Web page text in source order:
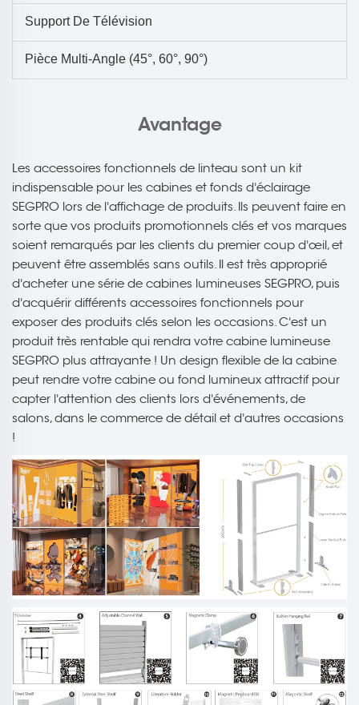
Support De Télévision
Pièce Multi-Angle (45°, 60°, 90°)
Avantage
Les accessoires fonctionnels de linteau sont un kit
indispensable pour les cabines et fonds d'éclairage
SEGPRO lors de l'affichage de produits. Ils peuvent faire en
sorte que vos produits promotionnels clés et vos marques
soient remarqués par les clients du premier coup d'œil, et
peuvent être assemblés sans outils. Il est très approprié
d'acheter une série de cabines lumineuses SEGPRO, puis
d'acquérir différents accessoires fonctionnels pour
exposer des produits clés selon les occasions. C'est un
produit très rentable qui rendra votre cabine lumineuse
SEGPRO plus attrayante ! Un design flexible de la cabine
peut rendre votre cabine ou fond lumineux attractif pour
capter l'attention des clients lors d'événements, de
salons, dans le commerce de détail et d'autres occasions
!